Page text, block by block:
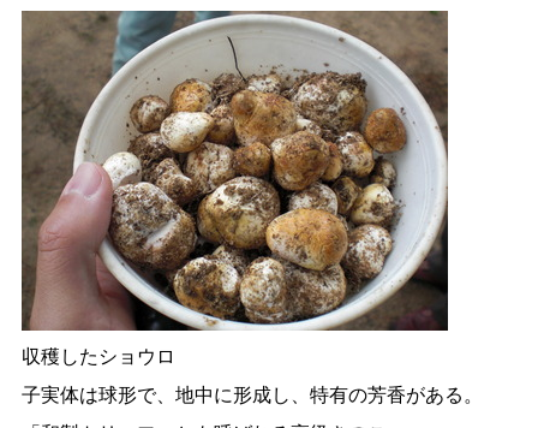
収穫したショウロ
子実体は球形で、地中に形成し、特有の芳香がある。